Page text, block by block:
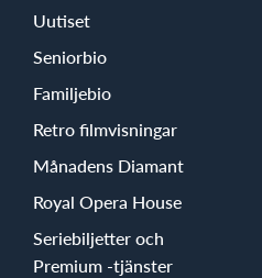
Uutiset
Seniorbio
Familjebio
Retro filmvisningar
Månadens Diamant
Royal Opera House
Seriebiljetter och
Premium -tjänster